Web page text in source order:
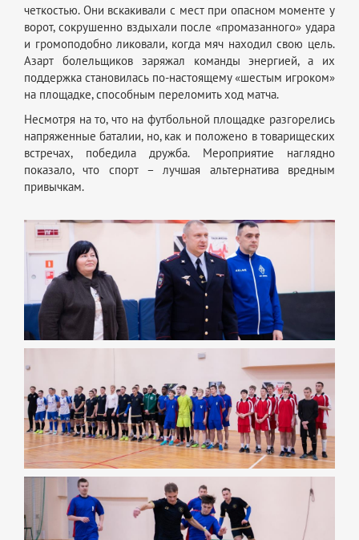
четкостью. Они вскакивали с мест при опасном моменте у
ворот, сокрушенно вздыхали после «промазанного» удара
и громоподобно ликовали, когда мяч находил свою цель.
Азарт болельщиков заряжал команды энергией, а их
поддержка становилась по-настоящему «шестым игроком»
на площадке, способным переломить ход матча.
Несмотря на то, что на футбольной площадке разгорелись
напряженные баталии, но, как и положено в товарищеских
встречах, победила дружба. Мероприятие наглядно
показало, что спорт – лучшая альтернатива вредным
привычкам.